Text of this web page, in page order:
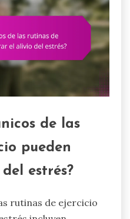
de las
pueden
estrés?
rutinas de ejercicio